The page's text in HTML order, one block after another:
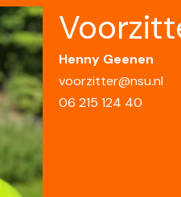
Henny Geenen
voorzitter@nsu.nl
06 215 124 40